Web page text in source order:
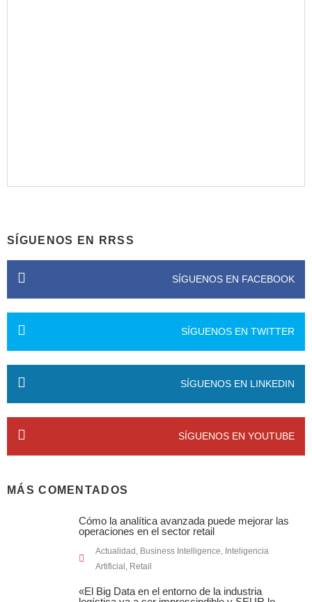
SÍGUENOS EN RRSS
SÍGUENOS EN FACEBOOK
SÍGUENOS EN TWITTER
SÍGUENOS EN LINKEDIN
SÍGUENOS EN YOUTUBE
MÁS COMENTADOS
Cómo la analítica avanzada puede mejorar las
operaciones en el sector retail
Actualidad , Business Intelligence, Inteligencia
Artificial , Retail
«El Big Data en el entorno de la industria